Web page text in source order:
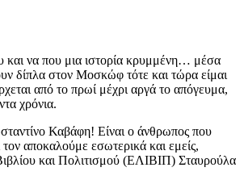
και να που μια ιστορία κρυμμένη… μέσα
δίπλα στον Μοσκώφ τότε και τώρα είμαι
από το πρωί μέχρι αργά το απόγευμα,
χρόνια.
Καβάφη! Είναι ο άνθρωπος που
αποκαλούμε εσωτερικά και εμείς,
και Πολιτισμού (ΕΛΙΒΙΠ) Σταυρούλα